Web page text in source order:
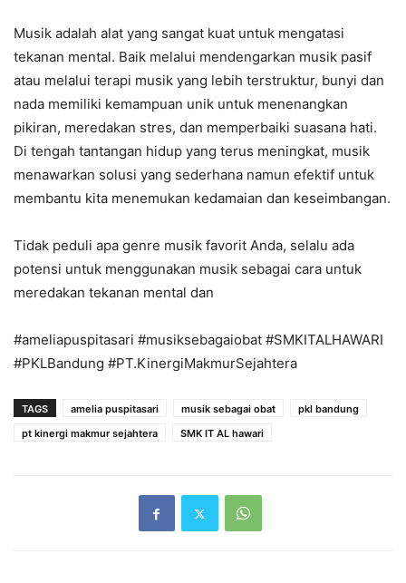
Musik adalah alat yang sangat kuat untuk mengatasi
tekanan mental. Baik melalui mendengarkan musik pasif
atau melalui terapi musik yang lebih terstruktur, bunyi dan
nada memiliki kemampuan unik untuk menenangkan
pikiran, meredakan stres, dan memperbaiki suasana hati.
Di tengah tantangan hidup yang terus meningkat, musik
menawarkan solusi yang sederhana namun efektif untuk
membantu kita menemukan kedamaian dan keseimbangan.
Tidak peduli apa genre musik favorit Anda, selalu ada
potensi untuk menggunakan musik sebagai cara untuk
meredakan tekanan mental dan
#ameliapuspitasari #musiksebagaiobat #SMKITALHAWARI
#PKLBandung #PT.KinergiMakmurSejahtera
TAGS amelia puspitasari musik sebagai obat
pkl bandung
pt kinergi makmur sejahtera
SMK IT AL hawari